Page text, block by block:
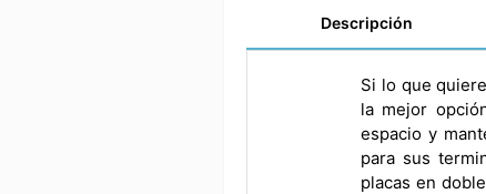
Descripción
Si lo que
la mejor
espacio y
para sus
placas en